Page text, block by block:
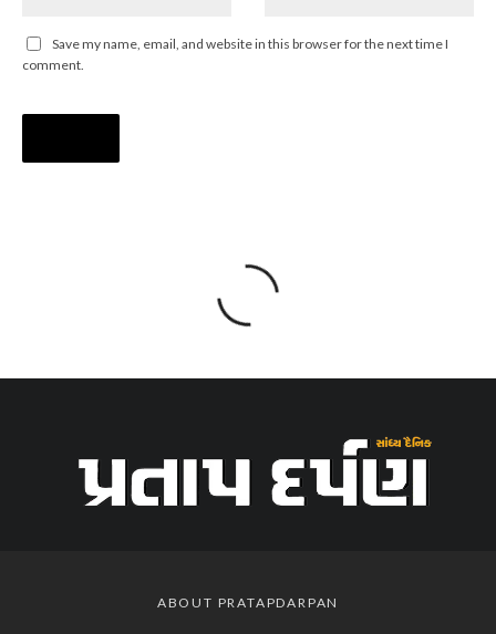
Save my name, email, and website in this browser for the next time I
comment.
ABOUT PRATAPDARPAN